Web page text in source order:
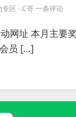
专区 - C哥一条评论
网址 本月主要
员 […]